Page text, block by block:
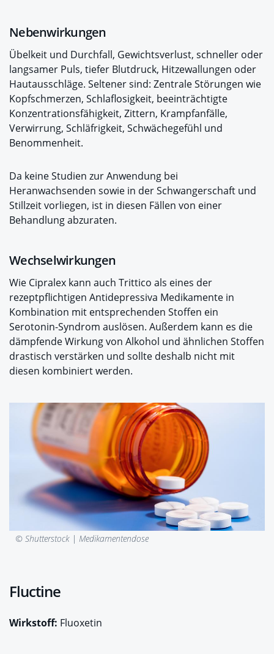
Nebenwirkungen
Übelkeit und Durchfall, Gewichtsverlust, schneller oder
langsamer Puls, tiefer Blutdruck, Hitzewallungen oder
Hautausschläge. Seltener sind: Zentrale Störungen wie
Kopfschmerzen, Schlaflosigkeit, beeinträchtigte
Konzentrationsfähigkeit, Zittern, Krampfanfälle,
Verwirrung, Schläfrigkeit, Schwächegefühl und
Benommenheit.
Da keine Studien zur Anwendung bei
Heranwachsenden sowie in der Schwangerschaft und
Stillzeit vorliegen, ist in diesen Fällen von einer
Behandlung abzuraten.
Wechselwirkungen
Wie Cipralex kann auch Trittico als eines der
rezeptpflichtigen Antidepressiva Medikamente in
Kombination mit entsprechenden Stoffen ein
Serotonin-Syndrom auslösen. Außerdem kann es die
dämpfende Wirkung von Alkohol und ähnlichen Stoffen
drastisch verstärken und sollte deshalb nicht mit
diesen kombiniert werden.
© Shutterstock | Medikamentendose
Fluctine
Wirkstoff: Fluoxetin